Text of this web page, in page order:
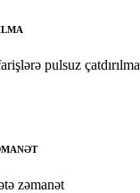
pulsuz çatdırılma
zəmanət